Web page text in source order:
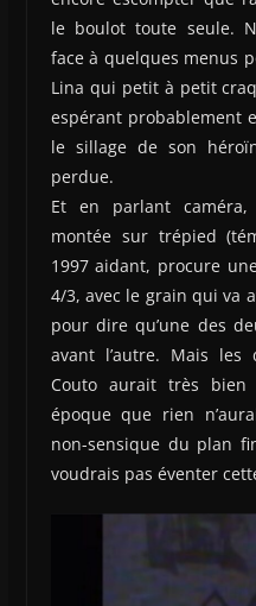
le boulot toute seule.
face à quelques menus
Lina qui petit à petit
espérant probablement
le sillage de son
perdue.
Et en parlant
montée sur trépied
1997 aidant, procure
4/3, avec le grain qui va
pour dire qu’une des
avant l’autre. Mais les
Couto aurait très
époque que rien
non-sensique du plan
voudrais pas éventer